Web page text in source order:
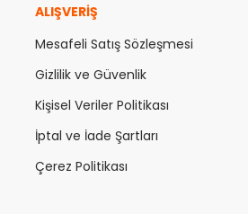
ALIŞVERİŞ
Mesafeli Satış Sözleşmesi
Gizlilik ve Güvenlik
Kişisel Veriler Politikası
İptal ve İade Şartları
Çerez Politikası